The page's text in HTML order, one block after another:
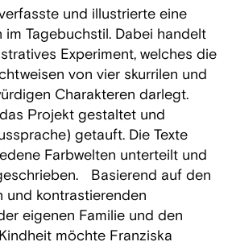
und illustrierte eine
Tagebuchstil. Dabei handelt
Experiment, welches die
von vier skurrilen und
Charakteren darlegt.
Projekt gestaltet und
getauft. Die Texte
Farbwelten unterteilt und
Basierend auf den
und kontrastierenden
eigenen Familie und den
möchte Franziska